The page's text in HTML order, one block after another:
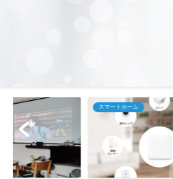
スマートホーム